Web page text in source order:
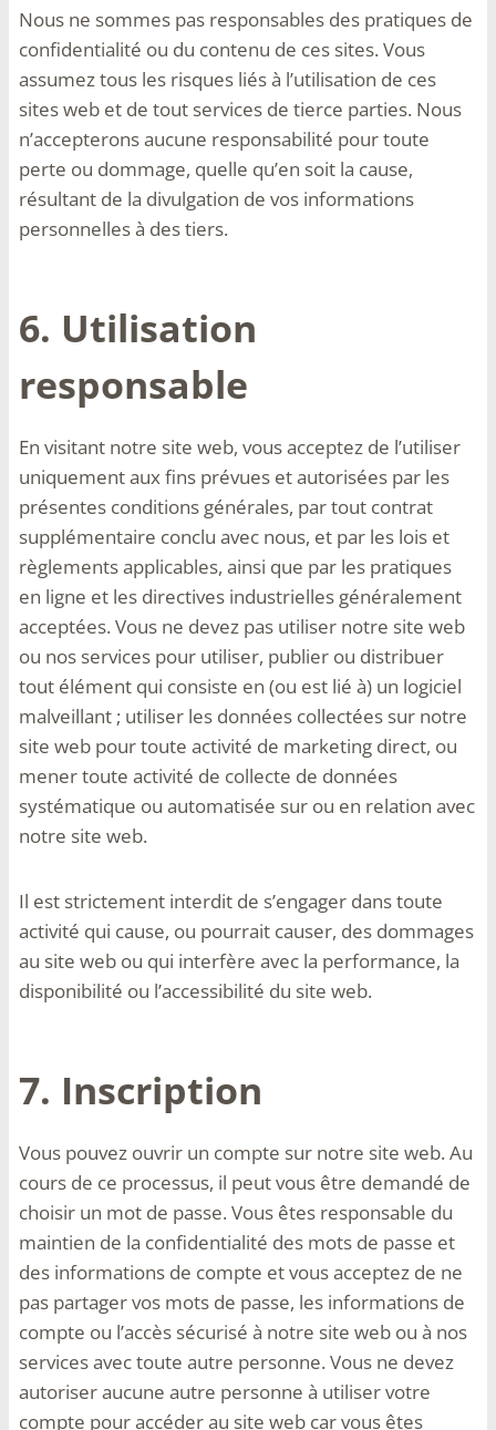
Nous ne sommes pas responsables des pratiques de
confidentialité ou du contenu de ces sites. Vous
assumez tous les risques liés à l’utilisation de ces
sites web et de tout services de tierce parties. Nous
n’accepterons aucune responsabilité pour toute
perte ou dommage, quelle qu’en soit la cause,
résultant de la divulgation de vos informations
personnelles à des tiers.
6. Utilisation
responsable
En visitant notre site web, vous acceptez de l’utiliser
uniquement aux fins prévues et autorisées par les
présentes conditions générales, par tout contrat
supplémentaire conclu avec nous, et par les lois et
règlements applicables, ainsi que par les pratiques
en ligne et les directives industrielles généralement
acceptées. Vous ne devez pas utiliser notre site web
ou nos services pour utiliser, publier ou distribuer
tout élément qui consiste en (ou est lié à) un logiciel
malveillant ; utiliser les données collectées sur notre
site web pour toute activité de marketing direct, ou
mener toute activité de collecte de données
systématique ou automatisée sur ou en relation avec
notre site web.
Il est strictement interdit de s’engager dans toute
activité qui cause, ou pourrait causer, des dommages
au site web ou qui interfère avec la performance, la
disponibilité ou l’accessibilité du site web.
7. Inscription
Vous pouvez ouvrir un compte sur notre site web. Au
cours de ce processus, il peut vous être demandé de
choisir un mot de passe. Vous êtes responsable du
maintien de la confidentialité des mots de passe et
des informations de compte et vous acceptez de ne
pas partager vos mots de passe, les informations de
compte ou l’accès sécurisé à notre site web ou à nos
services avec toute autre personne. Vous ne devez
autoriser aucune autre personne à utiliser votre
compte pour accéder au site web car vous êtes